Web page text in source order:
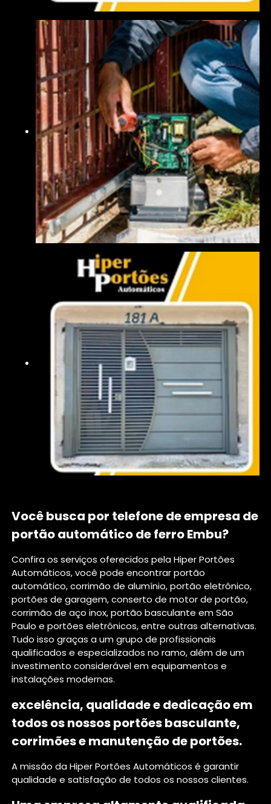
Você busca por telefone de empresa de
portão automático de ferro Embu?
Confira os serviços oferecidos pela Hiper Portões
Automáticos, você pode encontrar portão
automático, corrimão de alumínio, portão eletrônico,
portões de garagem, conserto de motor de portão,
corrimão de aço inox, portão basculante em São
Paulo e portões eletrônicos, entre outras alternativas.
Tudo isso graças a um grupo de profissionais
qualificados e especializados no ramo, além de um
investimento considerável em equipamentos e
instalações modernas.
excelência, qualidade e dedicação em
todos os nossos portões basculante,
corrimões e manutenção de portões.
A missão da Hiper Portões Automáticos é garantir
qualidade e satisfação de todos os nossos clientes.